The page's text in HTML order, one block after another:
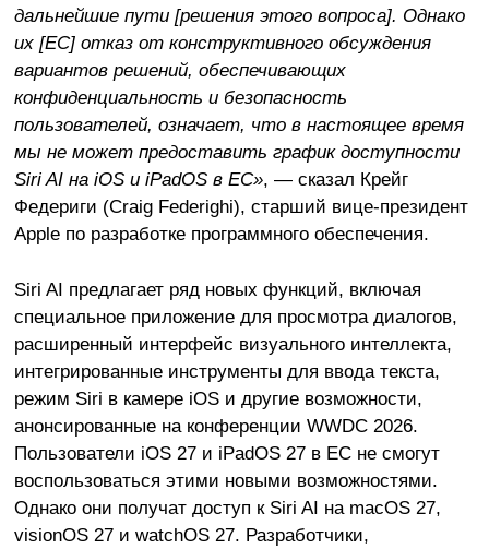
дальнейшие пути [решения этого вопроса]. Однако
их [ЕС] отказ от конструктивного обсуждения
вариантов решений, обеспечивающих
конфиденциальность и безопасность
пользователей, означает, что в настоящее время
мы не может предоставить график доступности
Siri AI на iOS и iPadOS в ЕС», — сказал Крейг
Федериги (Craig Federighi), старший вице-президент
Apple по разработке программного обеспечения.
Siri AI предлагает ряд новых функций, включая
специальное приложение для просмотра диалогов,
расширенный интерфейс визуального интеллекта,
интегрированные инструменты для ввода текста,
режим Siri в камере iOS и другие возможности,
анонсированные на конференции WWDC 2026.
Пользователи iOS 27 и iPadOS 27 в ЕС не смогут
воспользоваться этими новыми возможностями.
Однако они получат доступ к Siri AI на macOS 27,
visionOS 27 и watchOS 27. Разработчики,